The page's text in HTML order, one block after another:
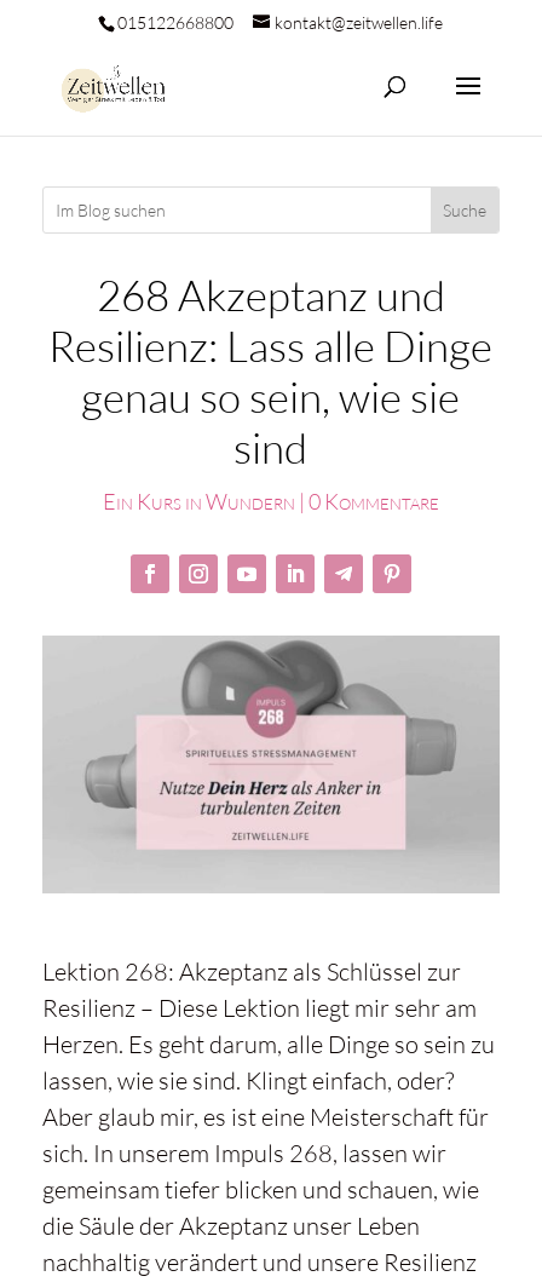
015122668800 kontakt@zeitwellen.life
268 Akzeptanz und
Resilienz: Lass alle Dinge
genau so sein, wie sie
sind
Ein Kurs in Wundern | 0 Kommentare
Lektion 268: Akzeptanz als Schlüssel zur
Resilienz – Diese Lektion liegt mir sehr am
Herzen. Es geht darum, alle Dinge so sein zu
lassen, wie sie sind. Klingt einfach, oder?
Aber glaub mir, es ist eine Meisterschaft für
sich. In unserem Impuls 268, lassen wir
gemeinsam tiefer blicken und schauen, wie
die Säule der Akzeptanz unser Leben
nachhaltig verändert und unsere Resilienz